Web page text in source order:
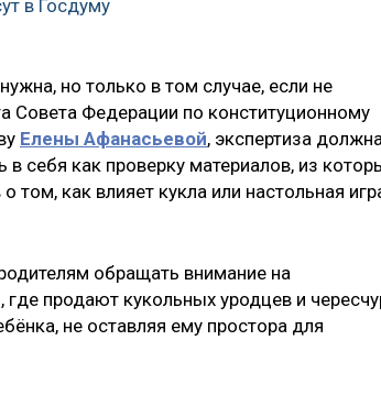
в Госдуму
но только в том случае, если не
Совета Федерации по конституционному
Елены Афанасьевой, экспертиза
себя как проверку материалов, из
том, как влияет кукла или настольная
обращать внимание на
продают кукольных уродцев и
не оставляя ему простора для